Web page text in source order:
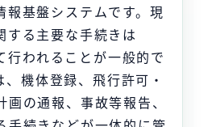
報基盤システムです。現
する主要な手続きは
われることが一般的で
機体登録、飛行許可・
の通報、事故等報告、